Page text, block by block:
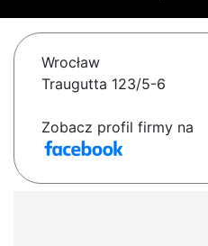
Wrocław
Traugutta 123/5-6
Zobacz profil firmy na